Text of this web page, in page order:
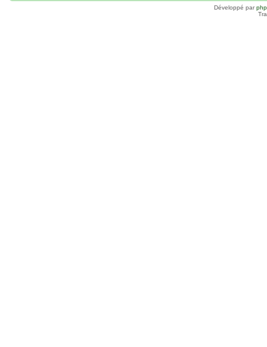
Développé par